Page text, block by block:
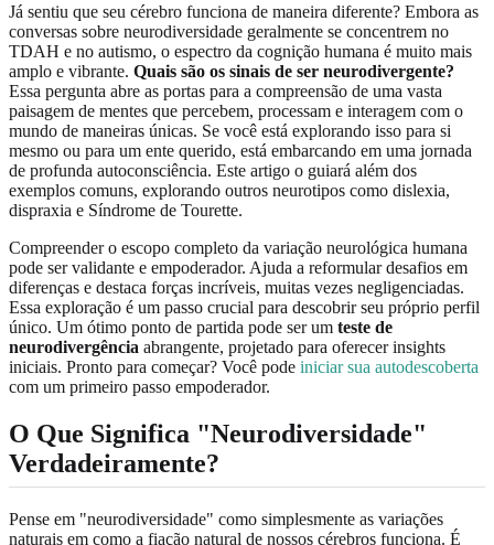
Já sentiu que seu cérebro funciona de maneira diferente? Embora as
conversas sobre neurodiversidade geralmente se concentrem no
TDAH e no autismo, o espectro da cognição humana é muito mais
amplo e vibrante. Quais são os sinais de ser neurodivergente?
Essa pergunta abre as portas para a compreensão de uma vasta
paisagem de mentes que percebem, processam e interagem com o
mundo de maneiras únicas. Se você está explorando isso para si
mesmo ou para um ente querido, está embarcando em uma jornada
de profunda autoconsciência. Este artigo o guiará além dos
exemplos comuns, explorando outros neurotipos como dislexia,
dispraxia e Síndrome de Tourette.
Compreender o escopo completo da variação neurológica humana
pode ser validante e empoderador. Ajuda a reformular desafios em
diferenças e destaca forças incríveis, muitas vezes negligenciadas.
Essa exploração é um passo crucial para descobrir seu próprio perfil
único. Um ótimo ponto de partida pode ser um teste de
neurodivergência abrangente, projetado para oferecer insights
iniciais. Pronto para começar? Você pode iniciar sua autodescoberta
com um primeiro passo empoderador.
O Que Significa "Neurodiversidade"
Verdadeiramente?
Pense em "neurodiversidade" como simplesmente as variações
naturais em como a fiação natural de nossos cérebros funciona. É